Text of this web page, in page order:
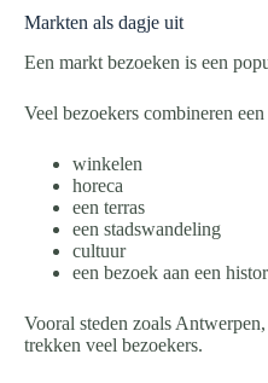
Markten als dagje uit
Een markt bezoeken is een
Veel bezoekers combineren
winkelen
horeca
een terras
een stadswandeling
cultuur
een bezoek aan een
Vooral steden zoals
trekken veel bezoekers.